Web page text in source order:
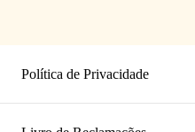
Política de Privacidade